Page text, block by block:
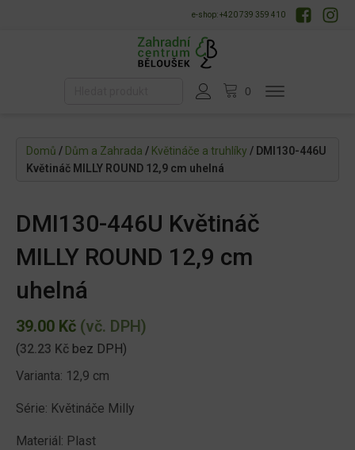
e-shop: +420 739 359 410
Domů / Dům a Zahrada / Květináče a truhlíky / DMI130-446U
Květináč MILLY ROUND 12,9 cm uhelná
DMI130-446U Květináč
MILLY ROUND 12,9 cm
uhelná
39.00 Kč (vč. DPH)
(32.23 Kč bez DPH)
Varianta: 12,9 cm
Série: Květináče Milly
Materiál: Plast